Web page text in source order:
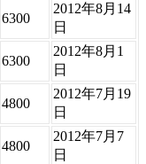
6300
2012年8月14
日
6300
2012年8月1
日
4800
2012年7月19
日
4800
2012年7月7
日